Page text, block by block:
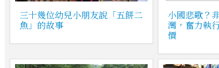
三十幾位幼兒小朋友說「五餅二
魚」的故事
小國悲歌？
灣，奮力執
價